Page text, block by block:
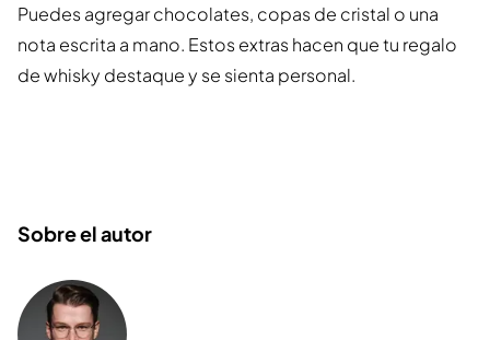
Puedes agregar chocolates, copas de cristal o una
nota escrita a mano. Estos extras hacen que tu regalo
de whisky destaque y se sienta personal.
Sobre el autor